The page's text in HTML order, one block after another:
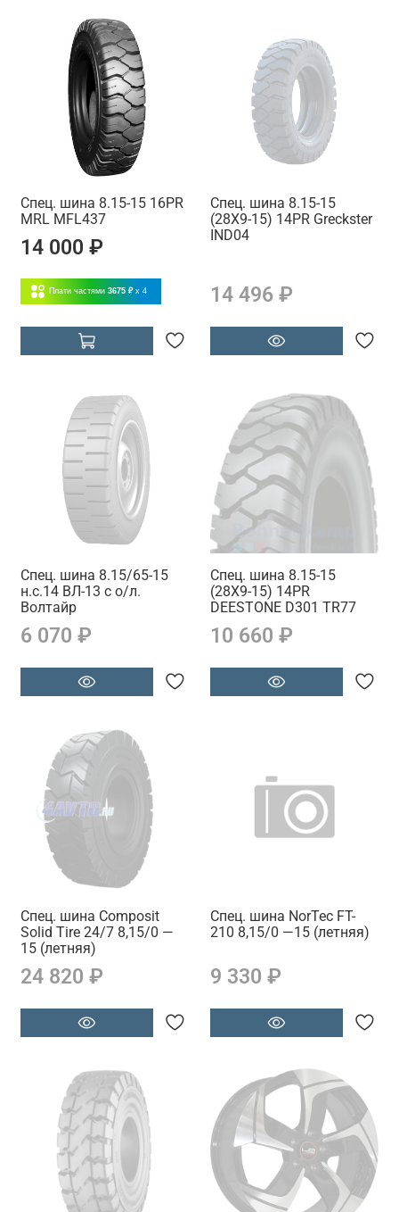
Спец. шина 8.15-15 16PR
MRL MFL437
14 000 ₽
Плати частями 3675 ₽ x 4
Спец. шина 8.15-15
(28X9-15) 14PR Greckster
IND04
14 496 ₽
Спец. шина 8.15/65-15
н.с.14 ВЛ-13 с о/л.
Волтайр
6 070 ₽
Спец. шина 8.15-15
(28X9-15) 14PR
DEESTONE D301 TR77
10 660 ₽
Спец. шина Composit
Solid Tire 24/7 8,15/0 —
15 (летняя)
24 820 ₽
Спец. шина NorTec FT-
210 8,15/0 —15 (летняя)
9 330 ₽